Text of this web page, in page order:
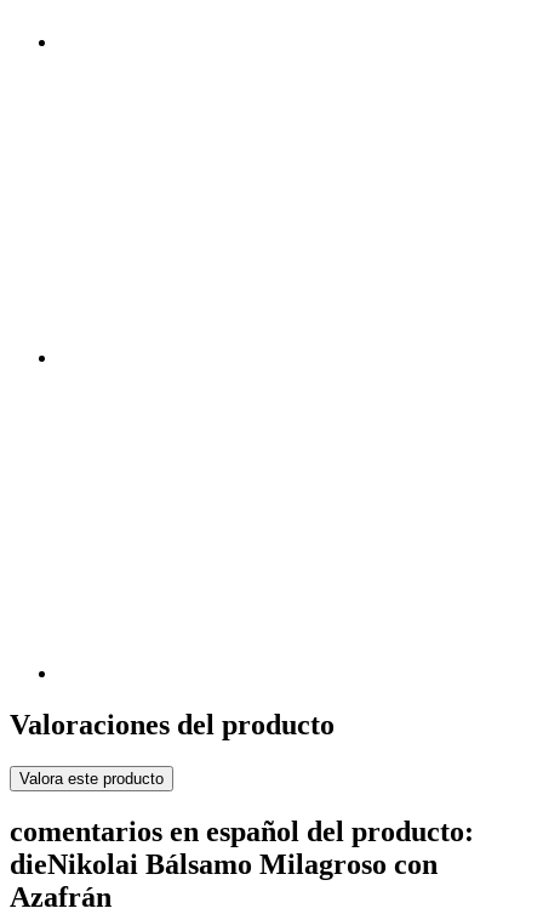
Valoraciones del producto
Valora este producto
comentarios en español del producto:
dieNikolai Bálsamo Milagroso con
Azafrán